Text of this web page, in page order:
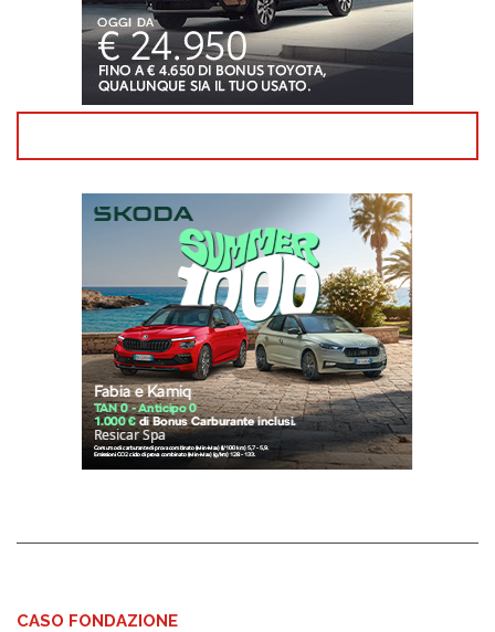
CASO FONDAZIONE